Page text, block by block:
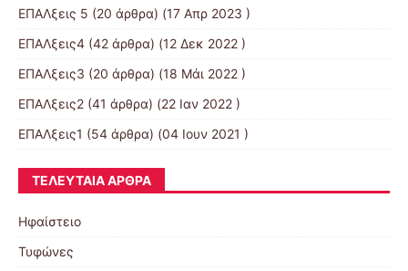
ΕΠΑΛξεις 5 (20 άρθρα) (17 Απρ 2023 )
ΕΠΑΛξεις4 (42 άρθρα) (12 Δεκ 2022 )
ΕΠΑΛξεις3 (20 άρθρα) (18 Μάι 2022 )
ΕΠΑΛξεις2 (41 άρθρα) (22 Ιαν 2022 )
ΕΠΑΛξεις1 (54 άρθρα) (04 Ιουν 2021 )
ΤΕΛΕΥΤΑΊΑ ΆΡΘΡΑ
Ηφαίστειο
Τυφώνες